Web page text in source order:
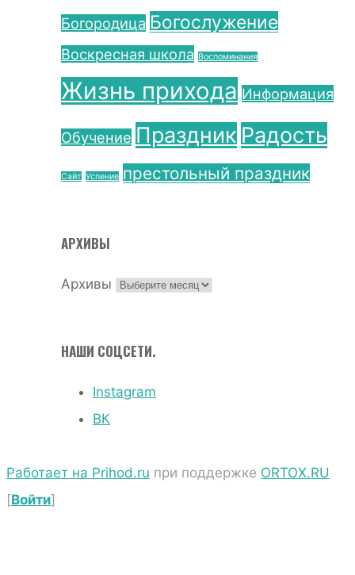
Богородица Богослужение
Воскресная школа Воспоминания
Жизнь прихода Информация
Обучение Праздник Радость
Сайт Успение престольный праздник
АРХИВЫ
Архивы
НАШИ СОЦСЕТИ.
Instagram
ВК
Работает на Prihod.ru при поддержке ORTOX.RU
[Войти]